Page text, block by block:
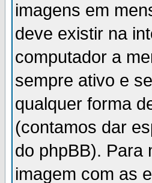
imagens em
deve existir na
computador a
sempre ativo e
qualquer forma
(contamos dar
do phpBB). Para
imagem com as